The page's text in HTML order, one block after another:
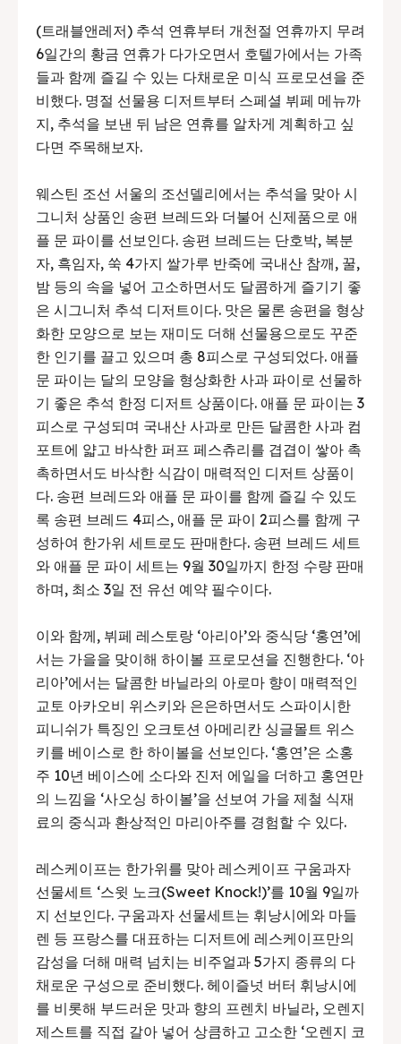
(트래블앤레저) 추석 연휴부터 개천절 연휴까지 무려
6일간의 황금 연휴가 다가오면서 호텔가에서는 가족
들과 함께 즐길 수 있는 다채로운 미식 프로모션을 준
비했다. 명절 선물용 디저트부터 스페셜 뷔페 메뉴까
지, 추석을 보낸 뒤 남은 연휴를 알차게 계획하고 싶
다면 주목해보자.
웨스틴 조선 서울의 조선델리에서는 추석을 맞아 시
그니처 상품인 송편 브레드와 더불어 신제품으로 애
플 문 파이를 선보인다. 송편 브레드는 단호박, 복분
자, 흑임자, 쑥 4가지 쌀가루 반죽에 국내산 참깨, 꿀,
밤 등의 속을 넣어 고소하면서도 달콤하게 즐기기 좋
은 시그니처 추석 디저트이다. 맛은 물론 송편을 형상
화한 모양으로 보는 재미도 더해 선물용으로도 꾸준
한 인기를 끌고 있으며 총 8피스로 구성되었다. 애플
문 파이는 달의 모양을 형상화한 사과 파이로 선물하
기 좋은 추석 한정 디저트 상품이다. 애플 문 파이는 3
피스로 구성되며 국내산 사과로 만든 달콤한 사과 컴
포트에 얇고 바삭한 퍼프 페스츄리를 겹겹이 쌓아 촉
촉하면서도 바삭한 식감이 매력적인 디저트 상품이
다. 송편 브레드와 애플 문 파이를 함께 즐길 수 있도
록 송편 브레드 4피스, 애플 문 파이 2피스를 함께 구
성하여 한가위 세트로도 판매한다. 송편 브레드 세트
와 애플 문 파이 세트는 9월 30일까지 한정 수량 판매
하며, 최소 3일 전 유선 예약 필수이다.
이와 함께, 뷔페 레스토랑 ‘아리아’와 중식당 ‘홍연’에
서는 가을을 맞이해 하이볼 프로모션을 진행한다. ‘아
리아’에서는 달콤한 바닐라의 아로마 향이 매력적인
교토 아카오비 위스키와 은은하면서도 스파이시한
피니쉬가 특징인 오크토션 아메리칸 싱글몰트 위스
키를 베이스로 한 하이볼을 선보인다. ‘홍연’은 소홍
주 10년 베이스에 소다와 진저 에일을 더하고 홍연만
의 느낌을 ‘사오싱 하이볼’을 선보여 가을 제철 식재
료의 중식과 환상적인 마리아주를 경험할 수 있다.
레스케이프는 한가위를 맞아 레스케이프 구움과자
선물세트 ‘스윗 노크(Sweet Knock!)’를 10월 9일까
지 선보인다. 구움과자 선물세트는 휘낭시에와 마들
렌 등 프랑스를 대표하는 디저트에 레스케이프만의
감성을 더해 매력 넘치는 비주얼과 5가지 종류의 다
채로운 구성으로 준비했다. 헤이즐넛 버터 휘낭시에
를 비롯해 부드러운 맛과 향의 프렌치 바닐라, 오렌지
제스트를 직접 갈아 넣어 상큼하고 고소한 ‘오렌지 코